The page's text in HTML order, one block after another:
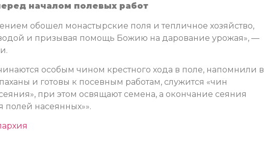
началом полевых работ
обошел монастырские поля и тепличное хозяйство,
и призывая помощь Божию на дарование урожая», —
особым чином крестного хода в поле, напомнили в
и готовы к посевным работам, служится «чин
при этом освящают семена, а окончание сеяния
полей насеянных»».